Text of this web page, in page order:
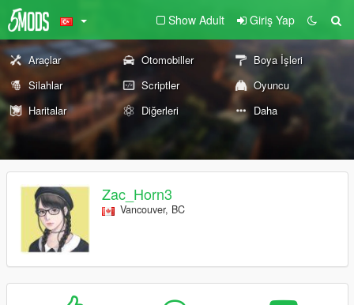
Show Adult Giriş Yap
Araçlar Otomobiller
Boya İşleri
Silahlar
Scriptler
Oyuncu
Haritalar
Diğerleri Daha
Zac_Horn3
Vancouver, BC